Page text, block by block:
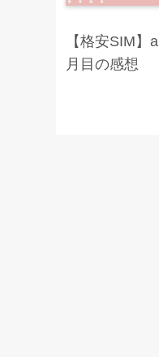
【格安SIM
月目の感想